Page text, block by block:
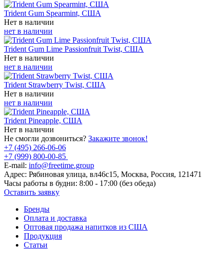
Trident Gum Spearmint, США
Нет в наличии
нет в наличии
Trident Gum Lime Passionfruit Twist, США
Нет в наличии
нет в наличии
Trident Strawberry Twist, США
Нет в наличии
нет в наличии
Trident Pineapple, США
Нет в наличии
Не смогли дозвониться? Закажите звонок!
+7 (495) 266-06-06
+7 (999) 800-00-85
E-mail: info@freetime.group
Адрес: Рябиновая улица, вл46с15, Москва, Россия, 121471
Часы работы в будни: 8:00 - 17:00 (без обеда)
Оставить заявку
Бренды
Оплата и доставка
Оптовая продажа напитков из США
Продукция
Статьи